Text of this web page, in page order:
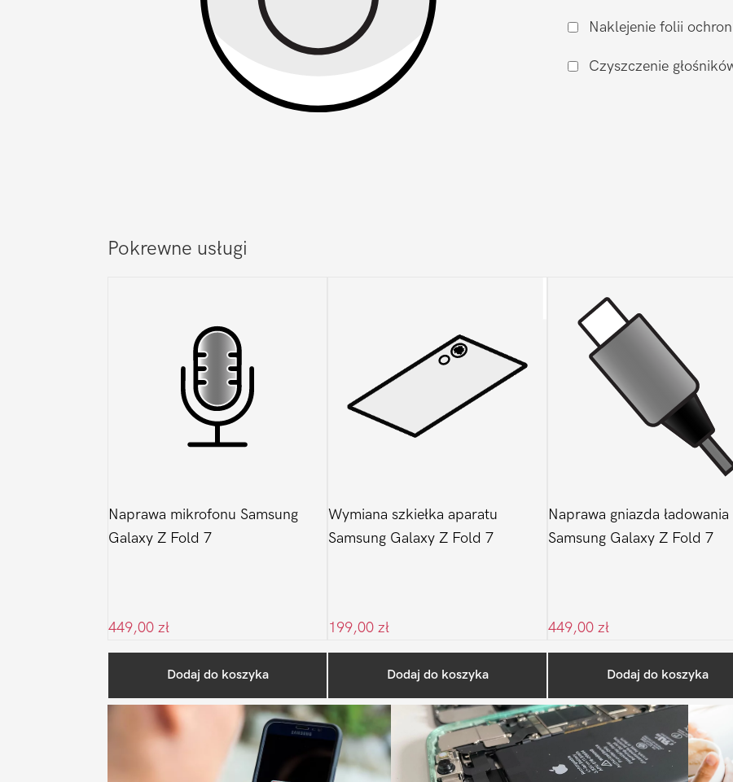
Samsung
Naklejenie folii
Czyszczenie
Pokrewne usługi
Naprawa mikrofonu Samsung
Galaxy Z Fold 7
449,00 zł
Dodaj do koszyka
Wymiana szkiełka aparatu
Samsung Galaxy Z Fold 7
199,00 zł
Dodaj do koszyka
Naprawa gniazda ładowania
Samsung Galaxy Z Fold 7
449,00 zł
Dodaj do koszyka
Ostatnio na blogu